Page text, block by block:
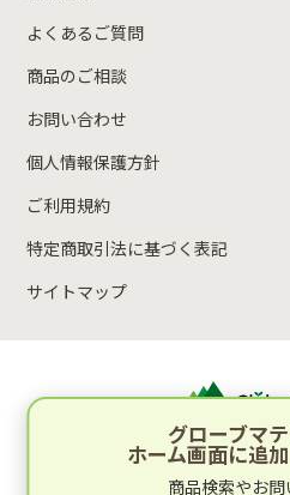
よくあるご質問
商品のご相談
お問い合わせ
個人情報保護方針
ご利用規約
特定商取引法に基づく表記
サイトマップ
運営：林木
グローブマ
ホーム画面に追
商品検索やお